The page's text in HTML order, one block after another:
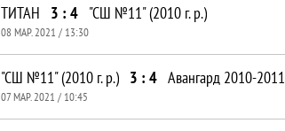
ТИТАН 3 : 4 "СШ №11" (2010 г. р.)
08 МАР. 2021 / 13:30
"СШ №11" (2010 г. р.) 3 : 4 Авангард 2010-2011
07 МАР. 2021 / 10:45